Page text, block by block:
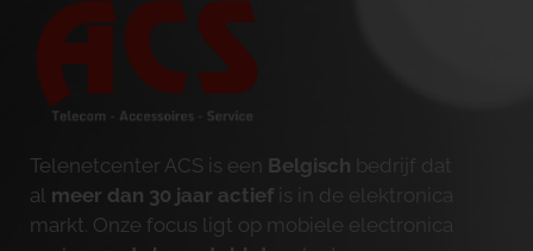
Telenetcenter ACS is een Belgisch bedrijf dat
al meer dan 30 jaar actief is in de elektronica
markt. Onze focus ligt op mobiele electronica